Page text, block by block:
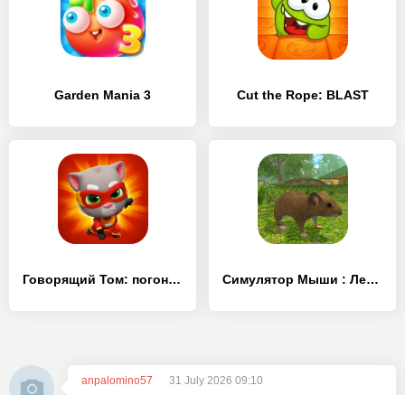
Garden Mania 3 Cut the Rope: BLAST
Говорящий Том: погоня героев Симулятор Мыши : Лес и Дом
anpalomino57
31 July 2026 09:10